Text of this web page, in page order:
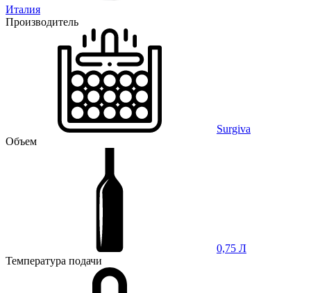
Италия
Производитель
Surgiva
Объем
0,75 Л
Температура подачи